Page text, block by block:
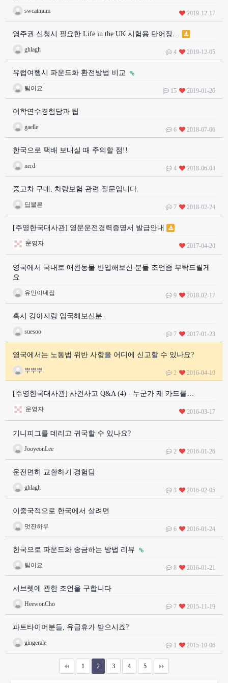
swcatmum 2019-12-17
영주권 신청시 필요한 Life in the UK 시험용 단어장…
ghlagh 4 2019-12-05
유럽여행시 파운드화 환전방법 비교
팀이요 15 2019-01-26
어학연수경험담과 팁
gaelle 6 2018-07-06
한국으로 택배 보내실 때 주의할 점!!
nerd 4 2018-06-04
중고차 구매, 차량보험 관련 질문입니다.
딥블른 7 2018-02-24
[주영한국대사관] 영문운전경력증명서 발급안내
운영자 2017-04-20
영국에서 국내로 애완동물 반입해보신 분들 조언좀 부탁드릴게
요
유민이네집 9 2018-02-17
혹시 강아지랑 입국해보신분..
suesoo 7 2017-01-23
영국에서는 노동법 위반 사항을 어디에 신고할 수 있나요?
뿌뿌뿌 2 2016-04-19
[주영한국대사관] 사건사고 Q&A (4) - 누군가 제 카드를…
운영자 2016-03-17
기니피그를 데리고 귀국할 수 있나요?
JooyeonLee 2 2016-01-26
운전면허 교환하기 경험담
ghlagh 3 2016-02-05
이중국적으로 한국에서 살려면
멋진하루 6 2016-01-24
한국으로 파운드화 송금하는 방법 리뷰
팀이요 8 2016-01-21
서브렛에 관한 조언을 구합니다
HeewonCho 7 2015-11-19
파트타이머분들, 유급휴가 받으시죠?
gingerale 1 2015-10-06
1 2 3 4 5